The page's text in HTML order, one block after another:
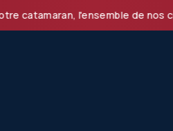
catamaran, l'ensemble de